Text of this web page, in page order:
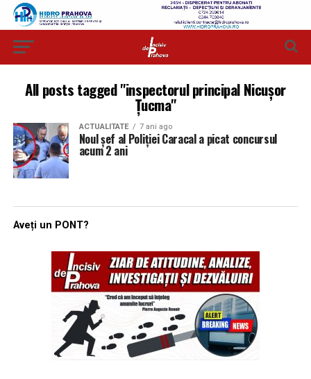
All posts tagged "inspectorul principal Nicuşor
Ţucma"
ACTUALITATE 7 ani ago
Noul șef al Poliției Caracal a picat concursul
acum 2 ani
Aveți un PONT?